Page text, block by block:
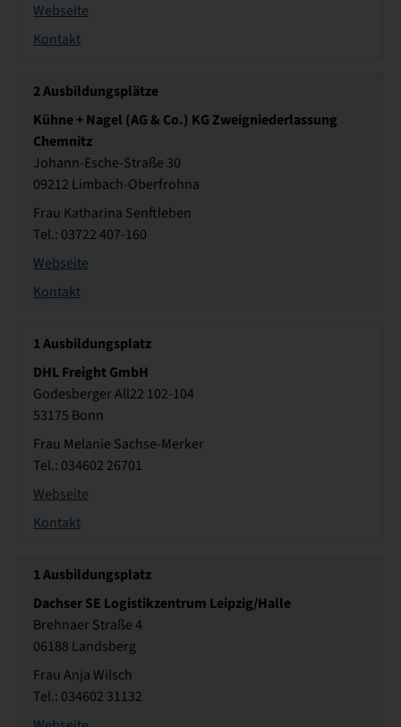
Webseite
Kontakt
2Ausbildungsplätze
Kühne + Nagel (AG & Co.) KG Zweigniederlassung
Chemnitz
Johann-Esche-Straße 30
09212 Limbach-Oberfrohna
Frau Katharina Senftleben
Tel.: 03722 407-160
Webseite
Kontakt
1Ausbildungsplatz
DHL Freight GmbH
Godesberger All22 102-104
53175 Bonn
Frau Melanie Sachse-Merker
Tel.: 034602 26701
Webseite
Kontakt
1Ausbildungsplatz
Dachser SE Logistikzentrum Leipzig/Halle
Brehnaer Straße 4
06188 Landsberg
Frau Anja Wilsch
Tel.: 034602 31132